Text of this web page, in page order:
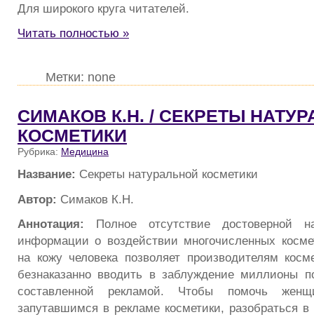
Для широкого круга читателей.
Читать полностью »
Метки: none
СИМАКОВ К.Н. / СЕКРЕТЫ
КОСМЕТИКИ
Рубрика: Медицина
Название: Секреты натуральной косметики
Автор: Симаков К.Н.
Аннотация: Полное отсутствие достоверной
информации о воздействии многочисленных
на кожу человека позволяет производителям
безнаказанно вводить в заблуждение миллионы
составленной рекламой. Чтобы помочь
запутавшимся в рекламе косметики, разобраться в